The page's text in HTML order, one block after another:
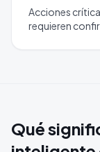
Acciones
requieren
Qué